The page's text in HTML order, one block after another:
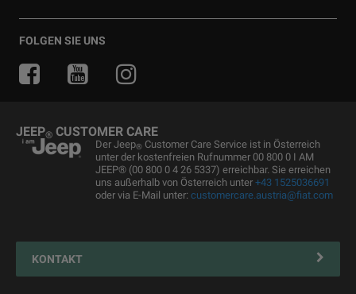
Jeep & Juventus
Angebot anfordern
Informiert bleiben
FlexCare
Alle Services
Kundendienst
Servicepartner finden
Reifen
FOLGEN SIE UNS
JEEP® CUSTOMER CARE
Der Jeep® Customer Care Service ist in Österreich
unter der kostenfreien Rufnummer 00 800 0 I AM
JEEP® (00 800 0 4 26 5337) erreichbar. Sie erreichen
uns außerhalb von Österreich unter +43 1525036691
oder via E-Mail unter: customercare.austria@fiat.com
KONTAKT